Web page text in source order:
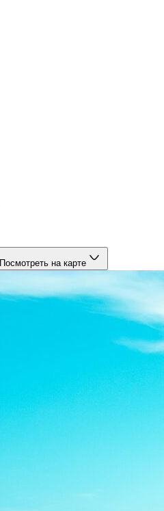
Посмотреть на карте